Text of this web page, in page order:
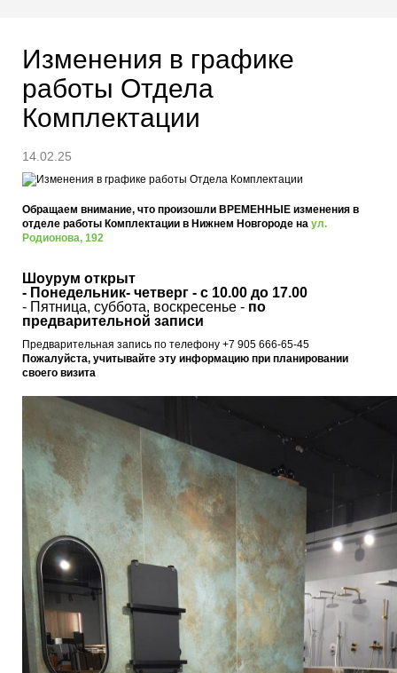
Изменения в графике
работы Отдела
Комплектации
14.02.25
Обращаем внимание, что произошли ВРЕМЕННЫЕ изменения в
отделе работы Комплектации в Нижнем Новгороде на ул.
Родионова, 192
Шоурум открыт
- Понедельник- четверг - с 10.00 до 17.00
- Пятница, суббота, воскресенье - по
предварительной записи
Предварительная запись по телефону +7 905 666-65-45
Пожалуйста, учитывайте эту информацию при планировании
своего визита